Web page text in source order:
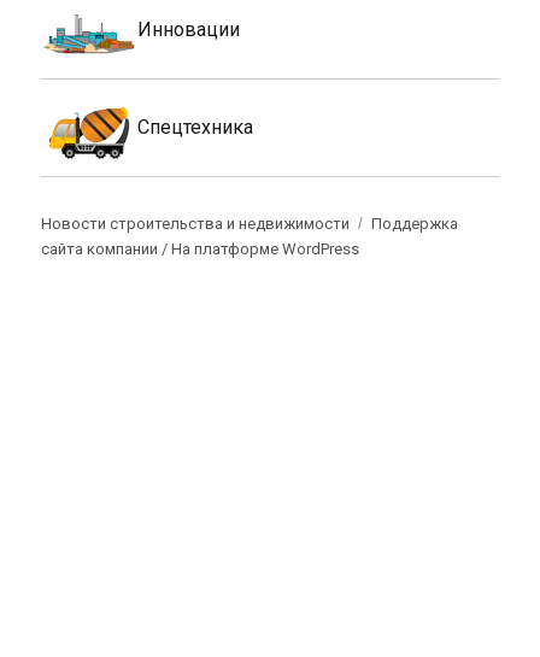
Инновации
Спецтехника
Новости строительства и недвижимости
Поддержка
сайта компании /На платформе WordPress